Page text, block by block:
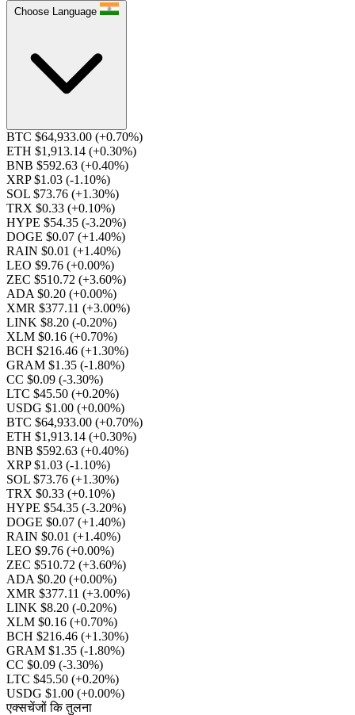
Choose Language
BTC $64,933.00 (+0.70%)
ETH $1,913.14 (+0.30%)
BNB $592.63 (+0.40%)
XRP $1.03 (-1.10%)
SOL $73.76 (+1.30%)
TRX $0.33 (+0.10%)
HYPE $54.35 (-3.20%)
DOGE $0.07 (+1.40%)
RAIN $0.01 (+1.40%)
LEO $9.76 (+0.00%)
ZEC $510.72 (+3.60%)
ADA $0.20 (+0.00%)
XMR $377.11 (+3.00%)
LINK $8.20 (-0.20%)
XLM $0.16 (+0.70%)
BCH $216.46 (+1.30%)
GRAM $1.35 (-1.80%)
CC $0.09 (-3.30%)
LTC $45.50 (+0.20%)
USDG $1.00 (+0.00%)
BTC $64,933.00 (+0.70%)
ETH $1,913.14 (+0.30%)
BNB $592.63 (+0.40%)
XRP $1.03 (-1.10%)
SOL $73.76 (+1.30%)
TRX $0.33 (+0.10%)
HYPE $54.35 (-3.20%)
DOGE $0.07 (+1.40%)
RAIN $0.01 (+1.40%)
LEO $9.76 (+0.00%)
ZEC $510.72 (+3.60%)
ADA $0.20 (+0.00%)
XMR $377.11 (+3.00%)
LINK $8.20 (-0.20%)
XLM $0.16 (+0.70%)
BCH $216.46 (+1.30%)
GRAM $1.35 (-1.80%)
CC $0.09 (-3.30%)
LTC $45.50 (+0.20%)
USDG $1.00 (+0.00%)
एक्सचेंजों कि तुलना